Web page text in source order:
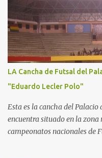
LA Cancha de Futsal del
"Eduardo Lecler Polo"
Esta es la cancha del Palacio
encuentra situado en la zona
campeonatos nacionales de